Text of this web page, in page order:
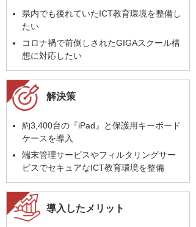
県内でも後れていたICT教育環境を整備し
たい
コロナ禍で前倒しされたGIGAスクール構
想に対応したい
解決策
約3,400台の『iPad』と保護用キーボード
ケースを導入
端末管理サービスやフィルタリングサー
ビスでセキュアなICT教育環境を整備
導入したメリット